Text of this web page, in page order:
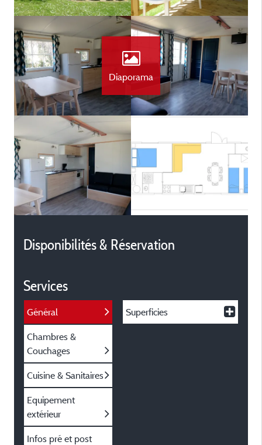
Diaporama
Disponibilités & Réservation
Services
Général
Chambres &
Couchages
Cuisine & Sanitaires
Equipement
extérieur
Infos pré et post
Superficies